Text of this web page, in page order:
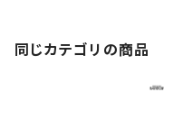
同じカテゴリの商品